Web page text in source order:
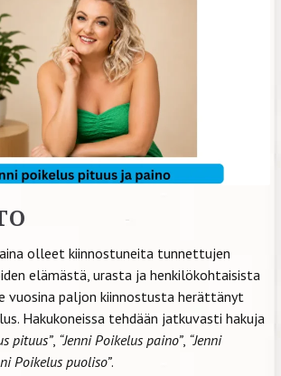
olleet kiinnostuneita tunnettujen
elämästä, urasta ja henkilökohtaisista
vuosina paljon kiinnostusta herättänyt
Hakukoneissa tehdään jatkuvasti hakuja
pituus”, “Jenni Poikelus paino”, “Jenni
Poikelus puoliso”.